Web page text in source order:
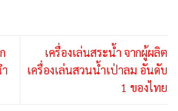
เครื่องเล่นสระน้ำ จากผู้ผลิต
เครื่องเล่นสวนน้ำเป่าลม อันดับ
1 ของไทย